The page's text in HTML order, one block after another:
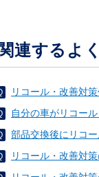
関連するよ
リコール・改善対
自分の車がリコー
部品交換後にリコ
リコール・改善対